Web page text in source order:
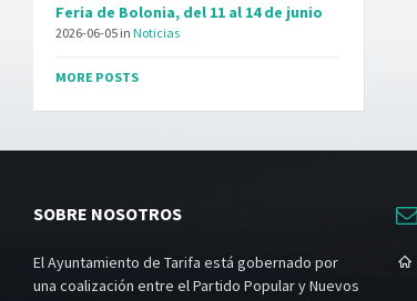
Feria de Bolonia, del 11 al 14 de junio
2026-06-05 in Noticias
MORE POSTS
SOBRE NOSOTROS
El Ayuntamiento de Tarifa está gobernado por
una coalización entre el Partido Popular y Nuevos